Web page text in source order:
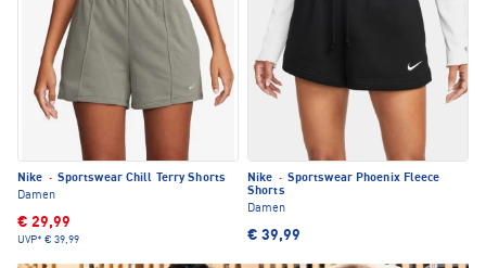
Nike · Sportswear Chill Terry Shorts
Damen
€ 29,99
UVP* € 39,99
Nike · Sportswear Phoenix Fleece
Shorts
Damen
€ 39,99